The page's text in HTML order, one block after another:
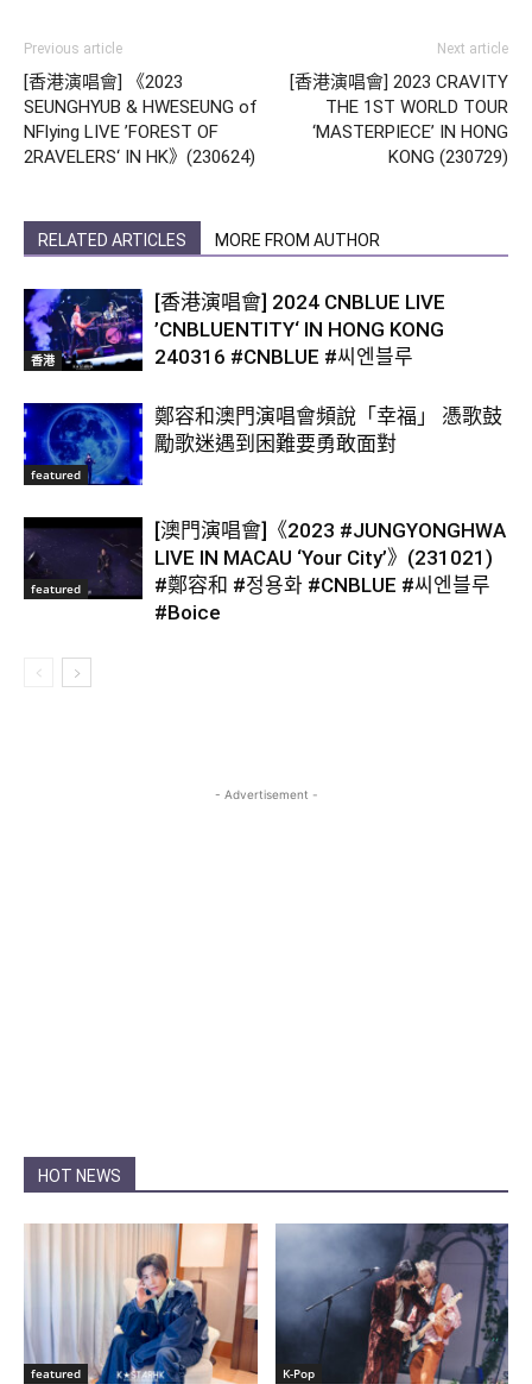
Previous article
[香港演唱會] 《2023
SEUNGHYUB & HWESEUNG of
NFlying LIVE ’FOREST OF
2RAVELERS‘ IN HK》(230624)
Next article
[香港演唱會] 2023 CRAVITY
THE 1ST WORLD TOUR
‘MASTERPIECE’ IN HONG
KONG (230729)
RELATED ARTICLES MORE FROM AUTHOR
香港
[香港演唱會] 2024 CNBLUE LIVE
’CNBLUENTITY‘ IN HONG KONG
240316 #CNBLUE #씨엔블루
featured
鄭容和澳門演唱會頻說「幸福」 憑歌鼓
勵歌迷遇到困難要勇敢面對
featured
[澳門演唱會]《2023 #JUNGYONGHWA
LIVE IN MACAU ‘Your City’》(231021)
#鄭容和 #정용화 #CNBLUE #씨엔블루
#Boice
- Advertisement -
HOT NEWS
featured K-Pop